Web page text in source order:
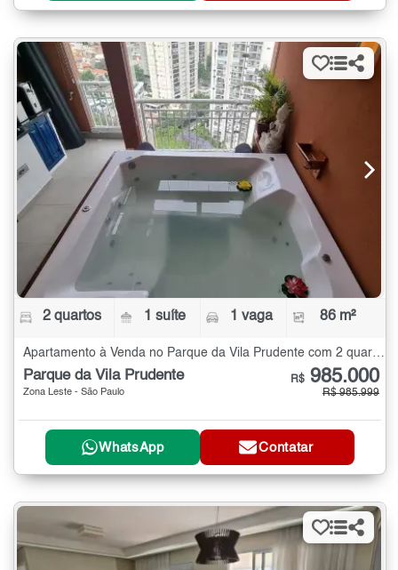
2 quartos 1 suíte 1 vaga 86 m²
Apartamento à Venda no Parque da Vila Prudente com 2 quartos - 86 m²
Parque da Vila Prudente
Zona Leste - São Paulo
R$ 985.000
R$ 985.999
WhatsApp Contatar